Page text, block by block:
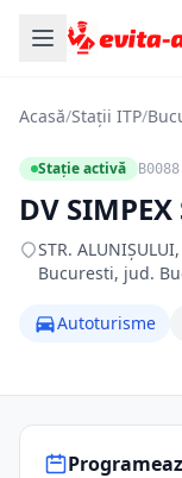
Acasă/Stații ITP/
Stație activă B0088
DV SIMPEX
STR.
Bucuresti, jud.
Autoturisme